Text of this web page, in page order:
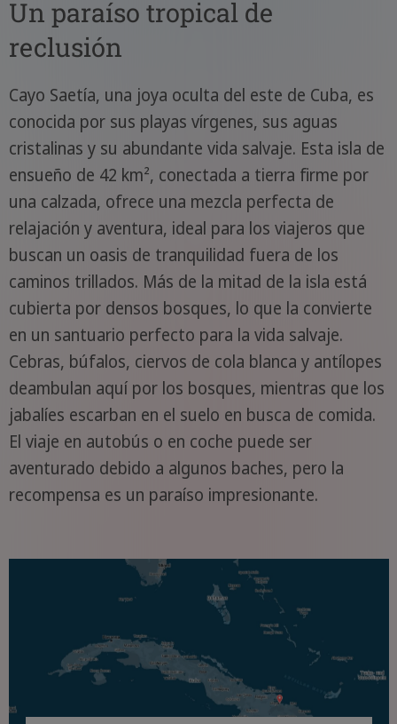
Un paraíso tropical de
reclusión
Cayo Saetía, una joya oculta del este de Cuba, es
conocida por sus playas vírgenes, sus aguas
cristalinas y su abundante vida salvaje. Esta isla de
ensueño de 42 km², conectada a tierra firme por
una calzada, ofrece una mezcla perfecta de
relajación y aventura, ideal para los viajeros que
buscan un oasis de tranquilidad fuera de los
caminos trillados. Más de la mitad de la isla está
cubierta por densos bosques, lo que la convierte
en un santuario perfecto para la vida salvaje.
Cebras, búfalos, ciervos de cola blanca y antílopes
deambulan aquí por los bosques, mientras que los
jabalíes escarban en el suelo en busca de comida.
El viaje en autobús o en coche puede ser
aventurado debido a algunos baches, pero la
recompensa es un paraíso impresionante.